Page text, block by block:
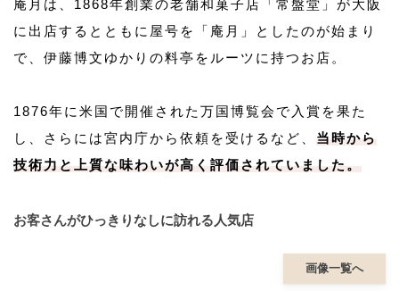
庵月は、1868年創業の老舗和菓子店「常盤堂」が大阪
に出店するとともに屋号を「庵月」としたのが始まり
で、伊藤博文ゆかりの料亭をルーツに持つお店。
1876年に米国で開催された万国博覧会で入賞を果た
し、さらには宮内庁から依頼を受けるなど、 当時から
技術力と上質な味わいが高く評価されていました。
お客さんがひっきりなしに訪れる人気店
画像一覧へ